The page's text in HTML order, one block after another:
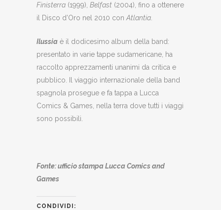
Finisterra (1999), Belfast (2004), fino a ottenere
il Disco d’Oro nel 2010 con Atlantia
Ilussia è il dodicesimo album della band:
presentato in varie tappe sudamericane, ha
raccolto apprezzamenti unanimi da critica e
pubblico. Il viaggio internazionale della band
spagnola prosegue e fa tappa a Lucca
Comics & Games, nella terra dove tutti i viaggi
sono possibili.
Fonte: ufficio stampa Lucca Comics and
Games
CONDIVIDI: